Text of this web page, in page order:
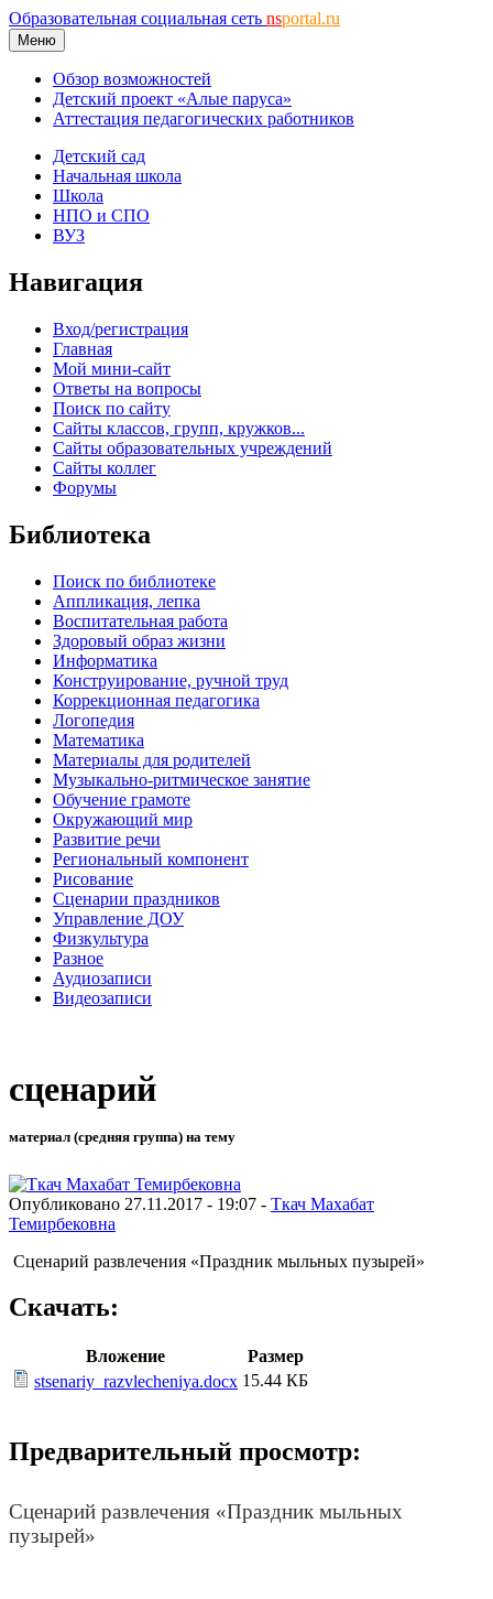
Образовательная социальная сеть nsportal.ru
Меню
Обзор возможностей
Детский проект «Алые паруса»
Аттестация педагогических работников
Детский сад
Начальная школа
Школа
НПО и СПО
ВУЗ
Навигация
Вход/регистрация
Главная
Мой мини-сайт
Ответы на вопросы
Поиск по сайту
Сайты классов, групп, кружков...
Сайты образовательных учреждений
Сайты коллег
Форумы
Библиотека
Поиск по библиотеке
Аппликация, лепка
Воспитательная работа
Здоровый образ жизни
Информатика
Конструирование, ручной труд
Коррекционная педагогика
Логопедия
Математика
Материалы для родителей
Музыкально-ритмическое занятие
Обучение грамоте
Окружающий мир
Развитие речи
Региональный компонент
Рисование
Сценарии праздников
Управление ДОУ
Физкультура
Разное
Аудиозаписи
Видеозаписи
сценарий
материал (средняя группа) на тему
Опубликовано 27.11.2017 - 19:07 - Ткач Махабат
Темирбековна
Сценарий развлечения «Праздник мыльных пузырей»
Скачать:
Вложение
Размер
stsenariy_razvlecheniya.docx 15.44 КБ
Предварительный просмотр:
Сценарий развлечения «Праздник мыльных
пузырей»